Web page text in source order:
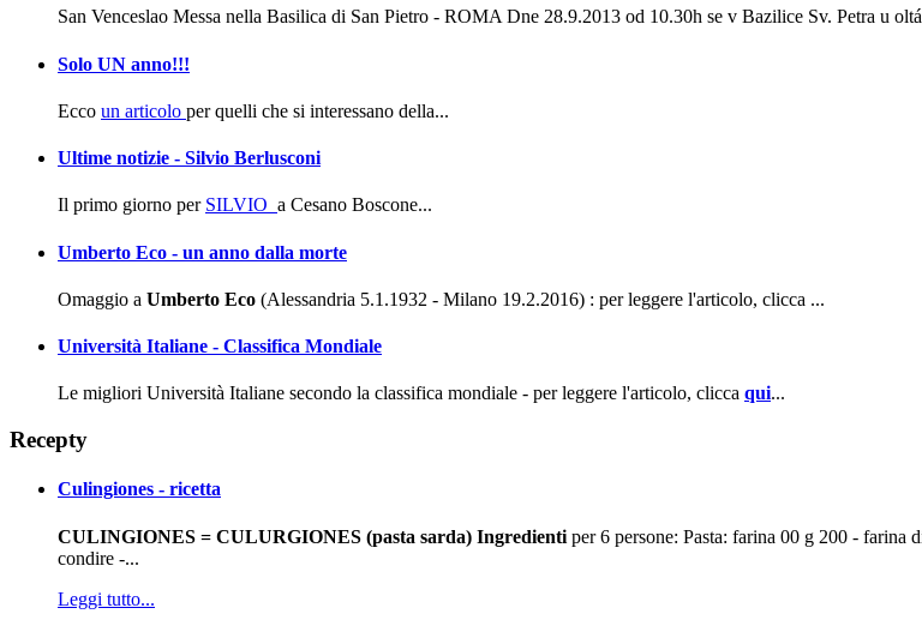
San Venceslao Messa nella Basilica di San Pietro - ROMA Dne 28.9.2013 od 10.30h se v Bazilice Sv. Petra u
Solo UN anno!!!
Ecco un articolo per quelli che si interessano della...
Ultime notizie - Silvio Berlusconi
Il primo giorno per SILVIO a Cesano Boscone...
Umberto Eco - un anno dalla morte
Omaggio a Umberto Eco (Alessandria 5.1.1932 - Milano 19.2.2016) : per leggere l'articolo, clicca ...
Università Italiane - Classifica Mondiale
Le migliori Università Italiane secondo la classifica mondiale - per leggere l'articolo, clicca qui...
Recepty
Culingiones - ricetta
CULINGIONES = CULURGIONES (pasta sarda) Ingredienti per 6 persone: Pasta: farina 00 g 200 - farina
condire -...
Leggi tutto...